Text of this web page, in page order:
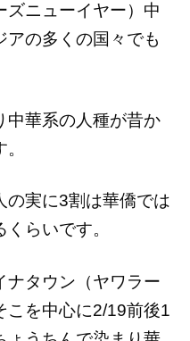
ズニューイヤー）中
アの多くの国々でも
中華系の人種が昔か
の実に3割は華僑では
らいです。
ナタウン（ヤワラー
こを中心に2/19前後1